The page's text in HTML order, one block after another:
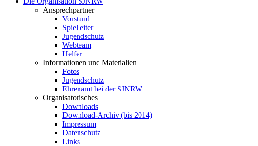
Ansprechpartner
Vorstand
Spielleiter
Jugendschutz
Webteam
Helfer
Informationen und Materialien
Fotos
Jugendschutz
Ehrenamt bei der SJNRW
Organisatorisches
Downloads
Download-Archiv (bis 2014)
Impressum
Datenschutz
Links